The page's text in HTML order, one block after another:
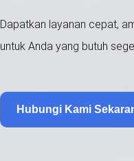
Dapatkan layanan cepat,
untuk Anda yang butuh
Hubungi Kami